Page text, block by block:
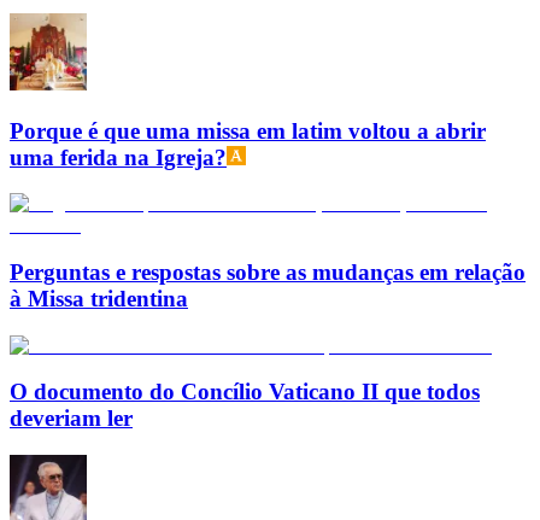
Porque é que uma missa em latim voltou a abrir
uma ferida na Igreja?
Perguntas e respostas sobre as mudanças em relação
à Missa tridentina
O documento do Concílio Vaticano II que todos
deveriam ler